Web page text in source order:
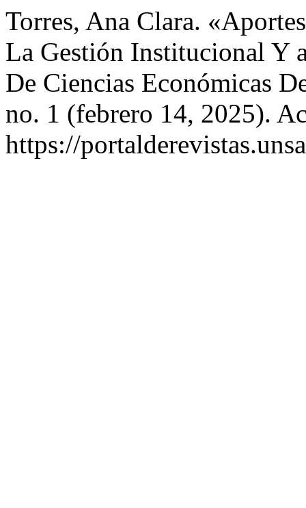
Torres, Ana Clara.
La Gestión Institucional Y
De Ciencias Económicas
no. 1 (febrero 14, 2025).
https://